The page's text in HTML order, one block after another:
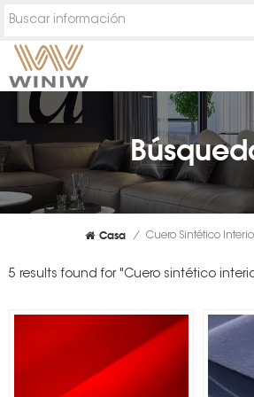
Casa / Cuero Sintético
5 results found for "Cuero sintético